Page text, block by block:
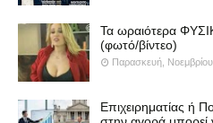
Τα ωραιότερα
(φωτό/βίντεο)
Παρασκευή,
Επιχειρηματίας ή